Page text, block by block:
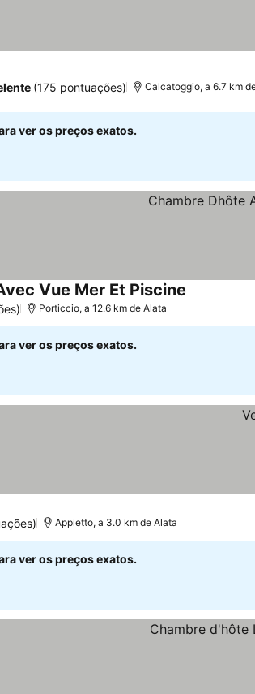
(175 pontuações) Calcatoggio, a 6.7 km
ver os preços exatos.
Vue Mer Et Piscine
Porticcio, a 12.6 km de Alata
ver os preços exatos.
Appietto, a 3.0 km de Alata
ver os preços exatos.